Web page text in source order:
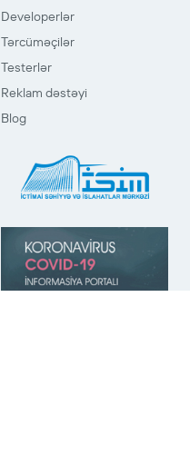
Developerlər
Tərcüməçilər
Testerlər
Reklam dəstəyi
Blog